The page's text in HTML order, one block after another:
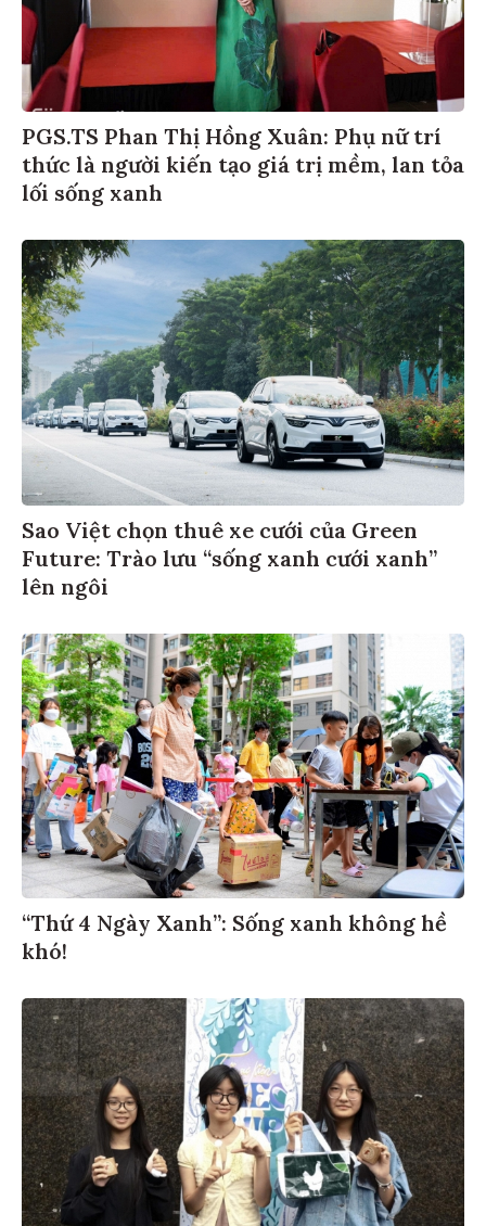
PGS.TS Phan Thị Hồng Xuân: Phụ nữ trí
thức là người kiến tạo giá trị mềm, lan tỏa
lối sống xanh
Sao Việt chọn thuê xe cưới của Green
Future: Trào lưu “sống xanh cưới xanh”
lên ngôi
“Thứ 4 Ngày Xanh”: Sống xanh không hề
khó!